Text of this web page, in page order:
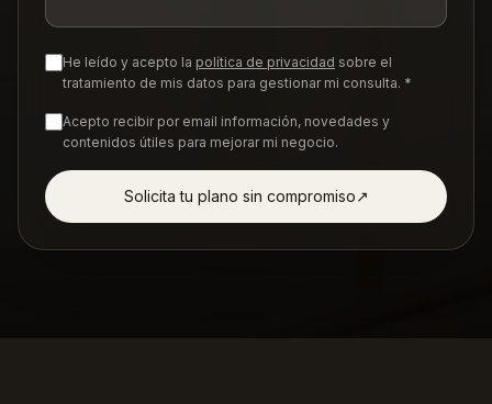
He leído y acepto la política de privacidad sobre el
tratamiento de mis datos para gestionar mi consulta. *
Acepto recibir por email información, novedades y
contenidos útiles para mejorar mi negocio.
Solicita tu plano sin compromiso↗︎